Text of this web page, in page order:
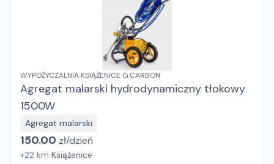
WYPOŻYCZALNIA KSIĄŻENICE G.CARBON
Agregat malarski hydrodynamiczny tłokowy
1500W
Agregat malarski
150.00 zł/dzień
+22 km Książenice